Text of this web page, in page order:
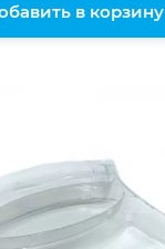
в корзину